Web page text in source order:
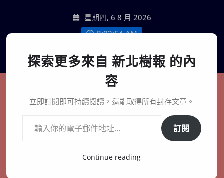
content
星期四, 6 8 月 2026
8:02:55 AM
聯絡我們
新北樹報
在地、記憶、連結、創生
探索更多來自 新北樹報 的內
容
立即訂閱即可持續閱讀，還能取得所有封存文章。
訂閱
Continue reading